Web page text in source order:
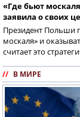
«Где бьют
заявила о своих
Президент Польши
москаля» и
считает это
// В МИРЕ